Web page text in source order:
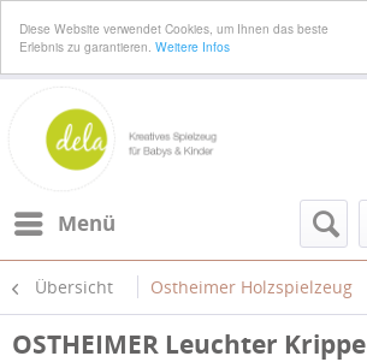
Diese Website verwendet Cookies, um Ihnen das beste
Erlebnis zu garantieren. Weitere Infos
Menü
Übersicht Ostheimer Holzspielzeug
OSTHEIMER Leuchter Krippe